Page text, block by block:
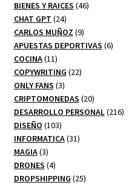
productos
BIENES Y RAICES 4646
CHAT GPT 2424
productos
CARLOS MUÑOZ 99
productos
APUESTAS DEPORTIVAS 66
COCINA 1111
productos
COPYWRITING 2222
ONLY FANS 33
productos
CRIPTOMONEDAS 2020
productos
DESARROLLO PERSONAL 216216
DISEÑO 103103
productos
INFORMATICA 3131
MAGIA 33
productos
DRONES 44
productos
DROPSHIPPING 2525